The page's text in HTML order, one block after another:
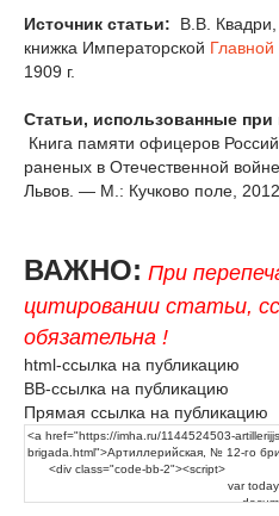
Источник статьи:
В.В.
книжка Императорской
1909 г.
Статьи, использованные при
Книга памяти офицеров
раненых в Отечественной
Львов. — М.: Кучково поле,
ВАЖНО: При
цитировании статьи,
обязательна !
html-ссылка на публикацию
BB-ссылка на публикацию
Прямая ссылка на публикацию